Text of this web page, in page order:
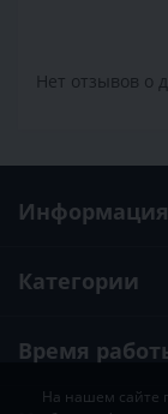
Нет отзывов о
Информация
Категории
Время
На нашем сайте